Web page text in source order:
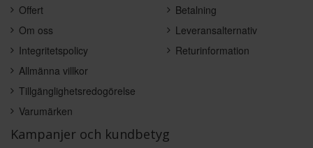
Offert
Om oss
Integritetspolicy
Allmänna villkor
Tillgänglighetsredogörelse
Varumärken
Betalning
Leveransalternativ
Returinformation
Kampanjer och kundbetyg